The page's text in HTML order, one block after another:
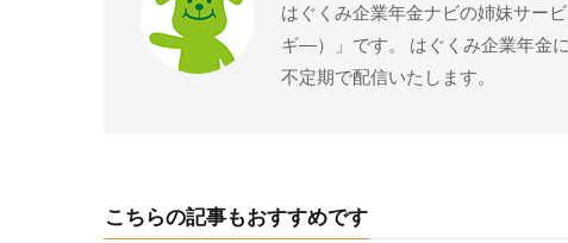
はぐくみ企業年金ナビの姉妹サー
ギ―）」です。 はぐくみ企業年金
不定期で配信いたします。
こちらの記事もおすすめです